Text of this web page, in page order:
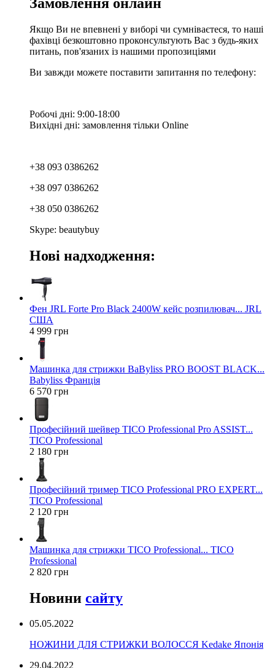
Якщо Ви не впевнені у виборі чи сумніваєтеся, то наші
фахівці безкоштовно проконсультують Вас з будь-яких
питань, пов'язаних із нашими пропозиціями
Ви завжди можете поставити запитання по телефону:
Робочі дні: 9:00-18:00
Вихідні дні: замовлення тільки Online
+38 093 0386262
+38 097 0386262
+38 050 0386262
Skype: beautybuy
Нові надходження:
Фен JRL Forte Pro Black 2400W кейс розпилювач... JRL
США
4 999 грн
Машинка для стрижки BaByliss PRO BOOST BLACK...
Babyliss Франція
6 570 грн
Професійний шейвер TICO Professional Pro ASSIST...
TICO Professional
2 180 грн
Професійний тример TICO Professional PRO EXPERT...
TICO Professional
2 120 грн
Машинка для стрижки TICO Professional... TICO
Professional
2 820 грн
Новини сайту
05.05.2022
НОЖИНИ ДЛЯ СТРИЖКИ ВОЛОССЯ Kedake Японія
29.04.2022